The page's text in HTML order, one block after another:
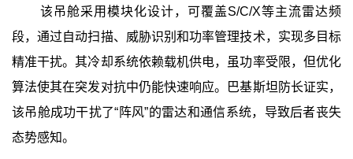
该吊舱采用模块化设计，可覆盖S/C/X等主流雷达频
段，通过自动扫描、威胁识别和功率管理技术，实现多目标
精准干扰。其冷却系统依赖载机供电，虽功率受限，但优化
算法使其在突发对抗中仍能快速响应。巴基斯坦防长证实，
该吊舱成功干扰了“阵风”的雷达和通信系统，导致后者丧失
态势感知。